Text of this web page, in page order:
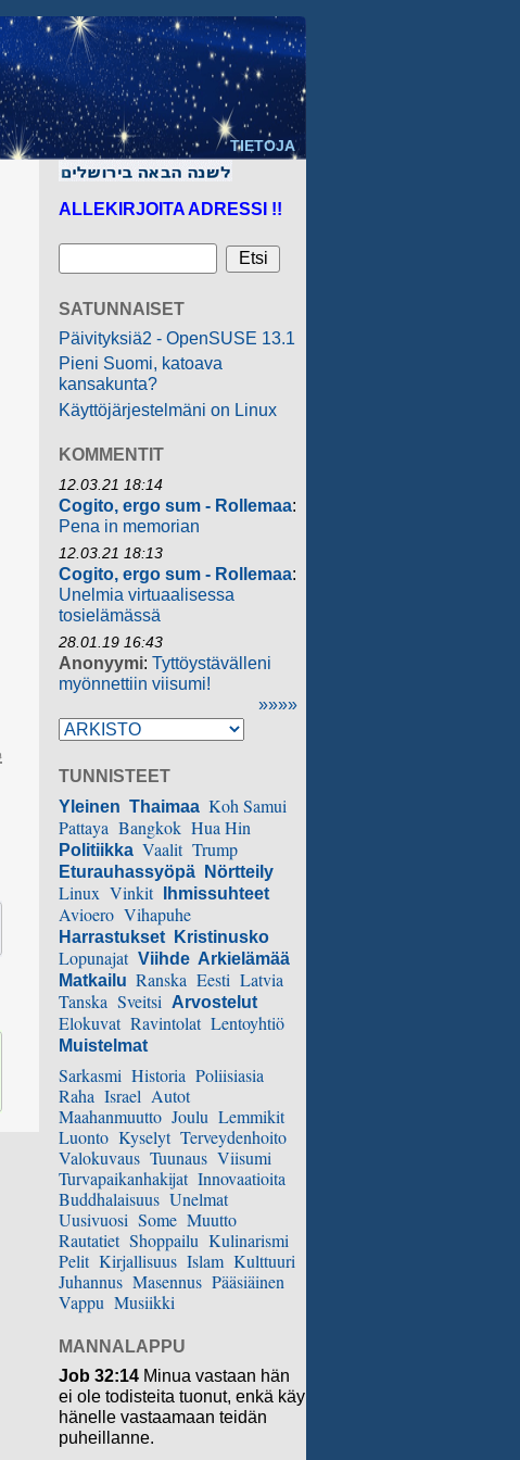
TIETOJA
ALLEKIRJOITA ADRESSI !!
SATUNNAISET
Päivityksiä2 - OpenSUSE 13.1
Pieni Suomi, katoava
kansakunta?
Käyttöjärjestelmäni on Linux
KOMMENTIT
12.03.21 18:14
Cogito, ergo sum - Rollemaa:
Pena in memorian
12.03.21 18:13
Cogito, ergo sum - Rollemaa:
Unelmia virtuaalisessa
tosielämässä
28.01.19 16:43
Anonyymi: Tyttöystävälleni
myönnettiin viisumi!
»»»»
TUNNISTEET
Yleinen Thaimaa Koh Samui
Pattaya Bangkok Hua Hin
Politiikka Vaalit Trump
Eturauhassyöpä Nörtteily
Linux Vinkit Ihmissuhteet
Avioero Vihapuhe
Harrastukset Kristinusko
Lopunajat Viihde Arkielämää
Matkailu Ranska Eesti Latvia
Tanska Sveitsi Arvostelut
Elokuvat Ravintolat Lentoyhtiö
Muistelmat
Sarkasmi Historia Poliisiasia
Raha Israel Autot
Maahanmuutto Joulu Lemmikit
Luonto Kyselyt Terveydenhoito
Valokuvaus Tuunaus Viisumi
Turvapaikanhakijat Innovaatioita
Buddhalaisuus Unelmat
Uusivuosi Some Muutto
Rautatiet Shoppailu Kulinarismi
Pelit Kirjallisuus Islam Kulttuuri
Juhannus Masennus Pääsiäinen
Vappu Musiikki
MANNALAPPU
Job 32:14 Minua vastaan hän
ei ole todisteita tuonut, enkä käy
hänelle vastaamaan teidän
puheillanne.